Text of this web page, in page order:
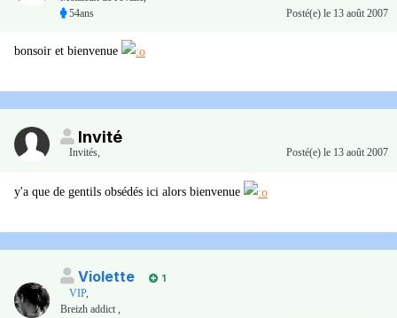
54ans
Posté(e) le 13 août 2007
bonsoir et bienvenue
Invité
Invités, Posté(e) le 13 août 2007
y'a que de gentils obsédés ici alors bienvenue
Violette
1
VIP,
Breizh addict ,